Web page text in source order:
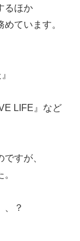
るほか
ています。
LIFE』など
すが、
、？